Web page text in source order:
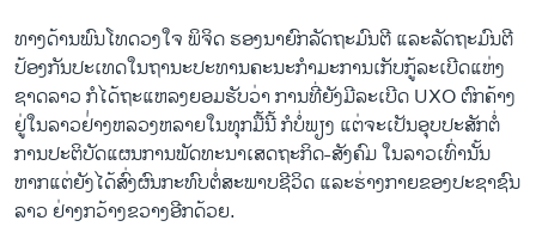
ທາງ​ດ້ານ​ພົນ​ໂທດ​ວງໃຈ ພິຈິດ ຮອງ​ນາຍົກລັດຖະມົນຕີ ​ແລະ​ລັດຖະມົນຕີ​
ປ້ອງ​ກັນ​ປະ​ເທດ​ໃນ​ຖານະ​ປະທານ​ຄະນະກໍາມະການ​ເກັບ​ກູ້​ລະ​ເບີດ​ແຫ່ງ​
ຊາດ​ລາວ ກໍ​ໄດ້​ຖະ​ແຫລ​ງຍອມຮັບ​ວ່າ ການ​ທີ່​ຍັງ​ມີ​ລະ​ເບີດ UXO ຕົກ​ຄ້າງ​
ຢູ່​ໃນ​ລາວ​ຢ່່າງຫລວງຫລາຍ​ໃນ​ທຸກ​ມື້​ນີ້ ​ກໍ​ບໍ່​ພຽງ​ ແຕ່​ຈະ​ເປັນ​ອຸບປະສັກ​ຕໍ່​
ການ​ປະຕິບັດ​ແຜນການ​ພັດທະນາ​ເສດຖະກິດ-ສັງຄົມ​ ໃ​ນລາວ​ເທົ່າ​ນັ້ນ
ຫາກ​ແຕ່​ຍັງ​ໄດ້​ສົ່ງ​ຜົນ​ກະທົບ​ຕໍ່​ສະພາບ​ຊີວິດ ແລະ​ຮ່າງກາຍ​ຂອງ​ປະ​ຊາ​ຊົນ​
ລາວ ຢ່າງ​ກວ້າງຂວາງ​ອີກ​ດ້ວຍ.